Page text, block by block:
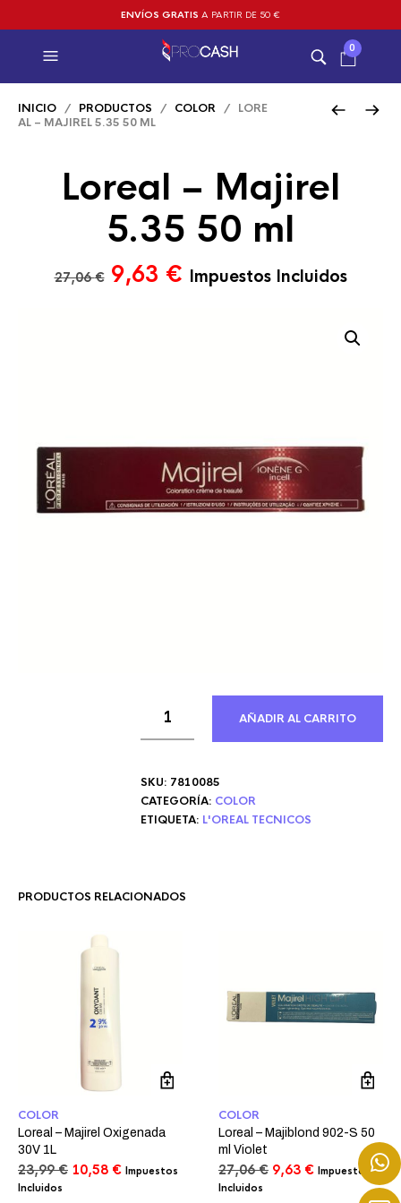
ENVÍOS GRATIS A PARTIR DE 50 €
0
INICIO / PRODUCTOS / COLOR / LORE
AL – MAJIREL 5.35 50 ML
Loreal – Majirel
5.35 50 ml
27,06€ El
9,63 €El
precio
Impuestos Incluidos
AÑADIR AL CARRITO
SKU: 7810085
CATEGORÍA: COLOR
ETIQUETA: L'OREAL TECNICOS
PRODUCTOS RELACIONADOS
COLOR
Loreal – Majirel Oxigenada
30V 1L
23,99€ El
10,58 €ElImpuestos
Incluidos
COLOR
Loreal – Majiblond 902-S 50
ml Violet
27,06€ El
9,63 €ElImpuestos
Incluidos